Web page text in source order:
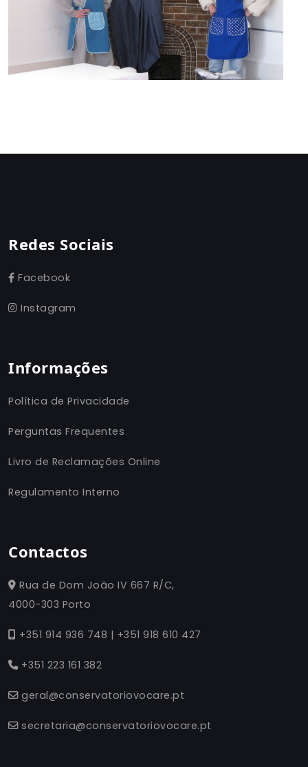
Redes Sociais
Facebook
Instagram
Informações
Política de Privacidade
Perguntas Frequentes
Livro de Reclamações Online
Regulamento Interno
Contactos
Rua de Dom João IV 667 R/C,
4000-303 Porto
+351 914 936 748 | +351 918 610 427
+351 223 161 382
geral@conservatoriovocare.pt
secretaria@conservatoriovocare.pt